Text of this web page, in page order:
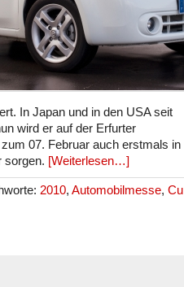
In Japan und in den USA seit
wird er auf der Erfurter
07. Februar auch erstmals in
sorgen. [Weiterlesen…]
2010, Automobilmesse,